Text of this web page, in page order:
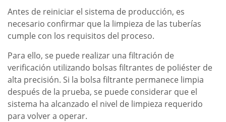
Antes de reiniciar el sistema de producción, es
necesario confirmar que la limpieza de las tuberías
cumple con los requisitos del proceso.
Para ello, se puede realizar una filtración de
verificación utilizando bolsas filtrantes de poliéster de
alta precisión. Si la bolsa filtrante permanece limpia
después de la prueba, se puede considerar que el
sistema ha alcanzado el nivel de limpieza requerido
para volver a operar.